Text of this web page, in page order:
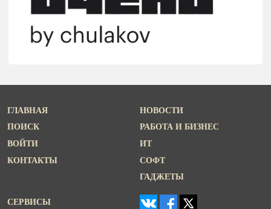
ГЛАВНАЯ
ПОИСК
ВОЙТИ
КОНТАКТЫ
НОВОСТИ
РАБОТА И БИЗНЕС
ИТ
СОФТ
ГАДЖЕТЫ
СЕРВИСЫ